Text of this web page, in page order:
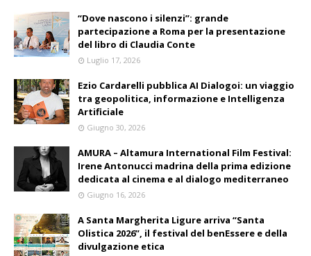
“Dove nascono i silenzi”: grande
partecipazione a Roma per la presentazione
del libro di Claudia Conte
Luglio 17, 2026
Ezio Cardarelli pubblica AI Dialogoi: un viaggio
tra geopolitica, informazione e Intelligenza
Artificiale
Giugno 30, 2026
AMURA – Altamura International Film Festival:
Irene Antonucci madrina della prima edizione
dedicata al cinema e al dialogo mediterraneo
Giugno 16, 2026
A Santa Margherita Ligure arriva “Santa
Olistica 2026”, il festival del benEssere e della
divulgazione etica